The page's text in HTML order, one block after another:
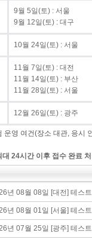
9월 5일(토) : 서울
9월 12일(토) : 대구
10월 24일(토) : 서울
11월 7일(토) : 대전
11월 14일(토) : 부산
11월 28일(토) : 서울
12월 26일(토) : 광주
운영 여건(장소 대관, 응시
대 24시간 이후 접수 완료
년 08월 08일 [대전] 테스
년 08월 01일 [서울] 테스
년 07월 25일 [광주] 테스